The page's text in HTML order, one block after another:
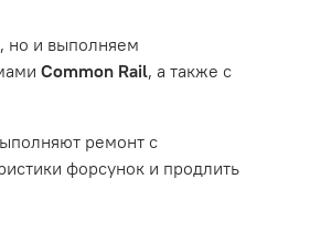
тормозные колодки,
, но и выполняем
Common Rail, а также с
ремонт с
форсунок и продлить